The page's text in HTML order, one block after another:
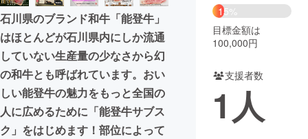
まちづくり・地域活性化
CAMPFIRE for Social Good
CAMPFIRE Creation
CAMPFIREふるさと納税machi-ya コミュニティ
石川県のブランド和牛「能登牛」
はほとんどが石川県内にしか流通
していない生産量の少なさから幻
の和牛とも呼ばれています。おい
しい能登牛の魅力をもっと全国の
人に広めるために「能登牛サブス
ク」をはじめます！部位によって
15%
目標金額は
100,000円
支援者数
1人